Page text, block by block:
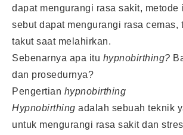
dapat mengurangi rasa sakit, metode
sebut dapat mengurangi rasa cemas,
takut saat melahirkan.
Sebenarnya apa itu hypnobirthing?
dan prosedurnya?
Pengertian hypnobirthing
Hypnobirthing adalah sebuah teknik
untuk mengurangi rasa sakit dan